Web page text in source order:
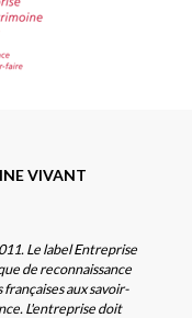
VIVANT
Le label Entreprise
de reconnaissance
aux savoir-
L'entreprise doit